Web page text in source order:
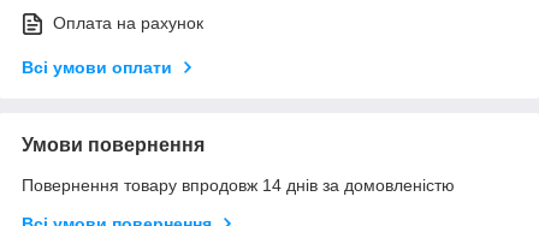
Оплата на рахунок
Всі умови оплати
Умови повернення
Повернення товару впродовж 14 днів за домовленістю